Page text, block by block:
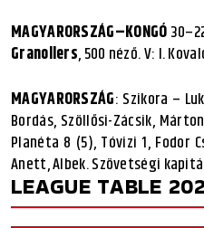
MAGYARORSZÁG–KONGÓ
Granollers, 500 néző. V: I.
MAGYARORSZÁG: Szikora –
Bordás, Szöllősi-Zácsik,
Planéta 8 (5), Tóvizi 1, Fodor
Anett, Albek. Szövetségi
LEAGUE TABLE